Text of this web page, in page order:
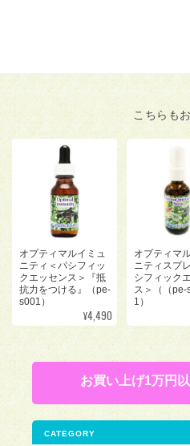
こちらも
オプティマルイミュ
ニティ＜パシフィッ
クエッセンス＞『抵
抗力をつける』（pe-
s001）
¥4,490
オプティマ
ニティスプ
シフィック
ス＞（（pe-
1）
お買い上げ1万円
CATEGORY